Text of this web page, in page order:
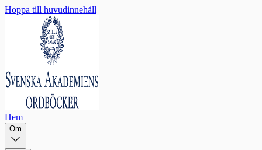
Hoppa till huvudinnehåll
Hem
Om